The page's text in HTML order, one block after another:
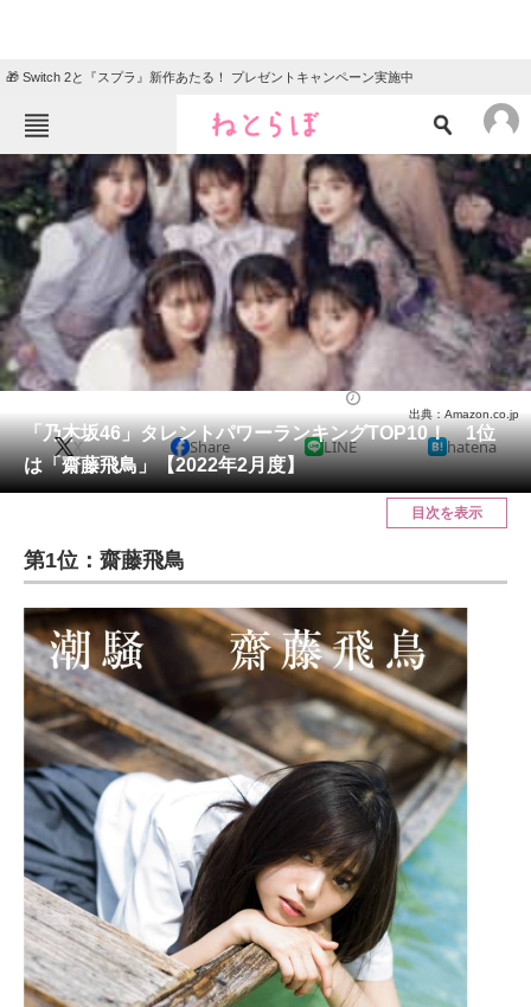
🎁 Switch 2と『スプラ』新作あたる！ プレゼントキャンペーン実施中
ねとらぼメニュー
TOP ニュース
エンタメ クイズ
グルメ 地域
住まい 教育・育児
動物 リサーチ
会員記事
メディア
ITの今と未来を見通す
スマホと通信の最新トレンド
進化するPCとデバイスの未来
好きが集まる 比べて選べる
ビジネスと働き方のヒント
AI活用のいまが分かる
企業ITのトレンドを詳説
経営リーダーのコミュニティ
マーケ×ITの今がよく分かる
「乃木坂46」タレントパワーランキングTOP10！ 1位
は「齋藤飛鳥」【2022年2月度】
出典：Amazon.co.jp
X Share LINE hatena
目次を表示
第1位：齋藤飛鳥